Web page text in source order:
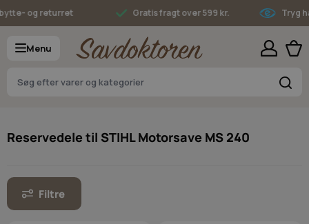
Skip to Content
og returret Gratis fragt over 599 kr. Tryg
Menu
Reservedele til STIHL Motorsave MS 240
Filtre